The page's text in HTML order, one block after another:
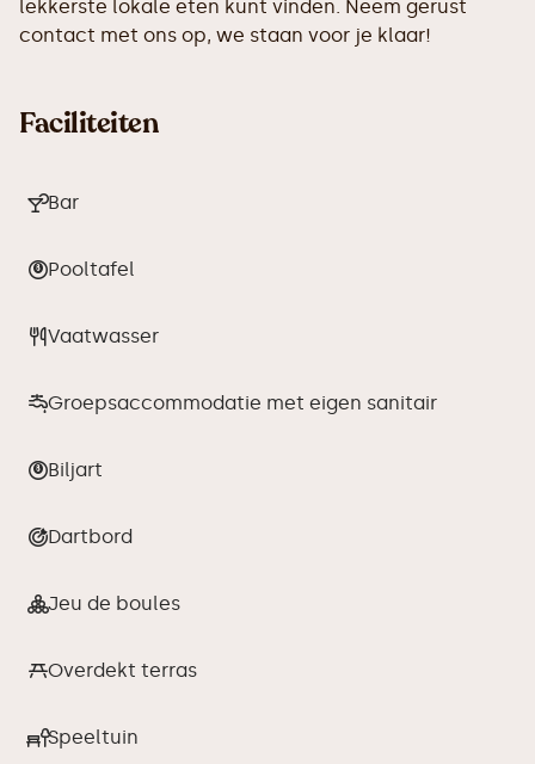
lekkerste lokale eten kunt vinden. Neem gerust
contact met ons op, we staan voor je klaar!
Faciliteiten
Bar
Pooltafel
Vaatwasser
Groepsaccommodatie met eigen sanitair
Biljart
Dartbord
Jeu de boules
Overdekt terras
Speeltuin